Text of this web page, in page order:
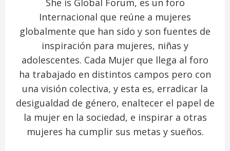
She is Global Forum, es un foro
Internacional que reúne a mujeres
globalmente que han sido y son fuentes de
inspiración para mujeres, niñas y
adolescentes. Cada Mujer que llega al foro
ha trabajado en distintos campos pero con
una visión colectiva, y esta es, erradicar la
desigualdad de género, enaltecer el papel de
la mujer en la sociedad, e inspirar a otras
mujeres ha cumplir sus metas y sueños.